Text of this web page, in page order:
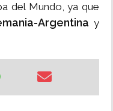
del Mundo, ya que
Argentina y